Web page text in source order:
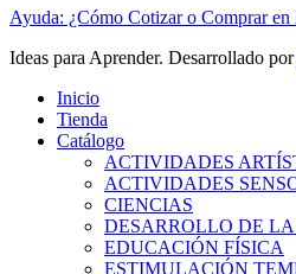
Ayuda: ¿Cómo Cotizar o Comprar en
Ideas para Aprender. Desarrollado por
Inicio
Tienda
Catálogo
ACTIVIDADES
ACTIVIDADES
CIENCIAS
DESARROLLO DE
EDUCACIÓN FÍSICA
ESTIMULACIÓN